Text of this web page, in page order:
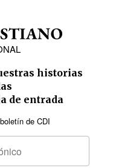
historias
de entrada
de CDI